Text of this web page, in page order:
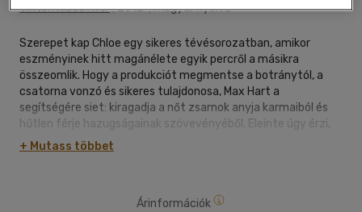
Vinton Kiadó Kft.|2012|magyar nyelvű
Szerepet kap Chloe egy sikeres tévésorozatban, amikor
eszményinek hitt magánélete egyik percről a másikra
összeomlik. Hogy a produkciót megmentse a botránytól, a
csatorna vonzó és sikeres tulajdonosa, Max Hart a
segítségére siet: kiragadja a nőt zsarnok anyja karmaiból és
hűtlen férje hazugságainak szövevényéből. Eleinte úgy érzi,
csak az érdekei vezérlik, ám hamarosan őszinte vonzalom
ébred benne Chloe iránt...
+ Mutass többet
Árinformációk